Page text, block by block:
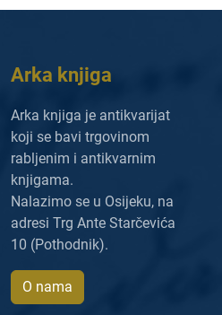
Arka knjiga
Arka knjiga je antikvarijat
koji se bavi trgovinom
rabljenim i antikvarnim
knjigama.
Nalazimo se u Osijeku, na
adresi Trg Ante Starčevića
10 (Pothodnik).
O nama